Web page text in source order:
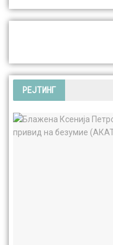
РЕЈТИНГ